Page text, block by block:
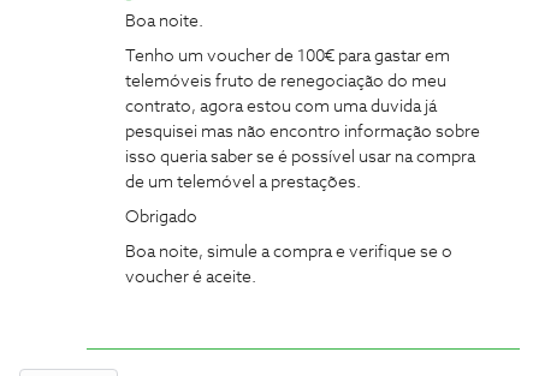
Boa noite.
Tenho um voucher de 100€ para gastar em
telemóveis fruto de renegociação do meu
contrato, agora estou com uma duvida já
pesquisei mas não encontro informação sobre
isso queria saber se é possível usar na compra
de um telemóvel a prestações.
Obrigado
Boa noite, simule a compra e verifique se o
voucher é aceite.